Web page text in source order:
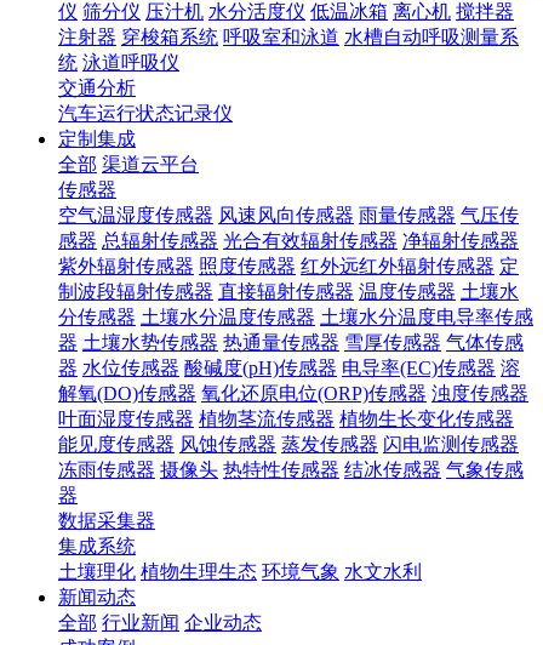
仪 筛分仪 压汁机 水分活度仪 低温冰箱 离心机 搅拌器
注射器 穿梭箱系统 呼吸室和泳道 水槽自动呼吸测量系
统 泳道呼吸仪
交通分析
汽车运行状态记录仪
定制集成
全部 渠道云平台
传感器
空气温湿度传感器 风速风向传感器 雨量传感器 气压传
感器 总辐射传感器 光合有效辐射传感器 净辐射传感器
紫外辐射传感器 照度传感器 红外远红外辐射传感器 定
制波段辐射传感器 直接辐射传感器 温度传感器 土壤水
分传感器 土壤水分温度传感器 土壤水分温度电导率传感
器 土壤水势传感器 热通量传感器 雪厚传感器 气体传感
器 水位传感器 酸碱度(pH)传感器 电导率(EC)传感器 溶
解氧(DO)传感器 氧化还原电位(ORP)传感器 浊度传感器
叶面湿度传感器 植物茎流传感器 植物生长变化传感器
能见度传感器 风蚀传感器 蒸发传感器 闪电监测传感器
冻雨传感器 摄像头 热特性传感器 结冰传感器 气象传感
器
数据采集器
集成系统
土壤理化 植物生理生态 环境气象 水文水利
新闻动态
全部 行业新闻 企业动态